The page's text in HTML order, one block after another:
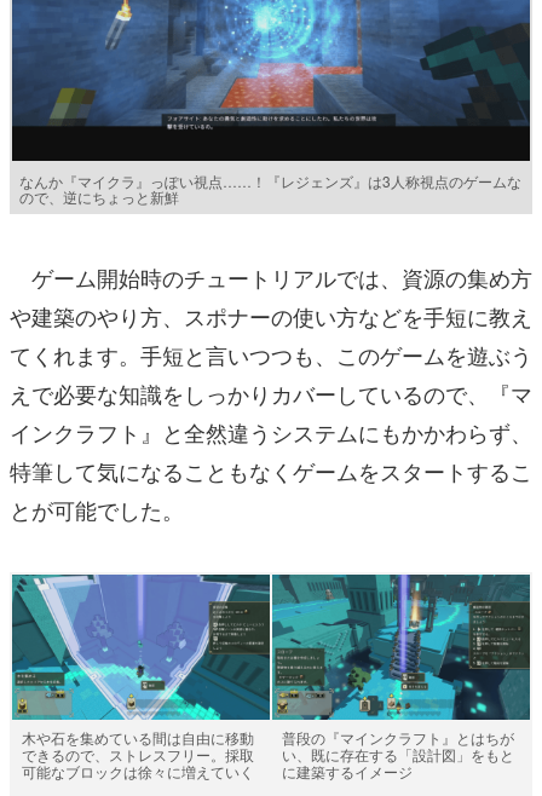
なんか『マイクラ』っぽい視点……！『レジェンズ』は3人称視点のゲームな
ので、逆にちょっと新鮮
ゲーム開始時のチュートリアルでは、資源の集め方
や建築のやり方、スポナーの使い方などを手短に教え
てくれます。手短と言いつつも、このゲームを遊ぶう
えで必要な知識をしっかりカバーしているので、『マ
インクラフト』と全然違うシステムにもかかわらず、
特筆して気になることもなくゲームをスタートするこ
とが可能でした。
木や石を集めている間は自由に移動
できるので、ストレスフリー。採取
可能なブロックは徐々に増えていく
普段の『マインクラフト』とはちが
い、既に存在する「設計図」をもと
に建築するイメージ